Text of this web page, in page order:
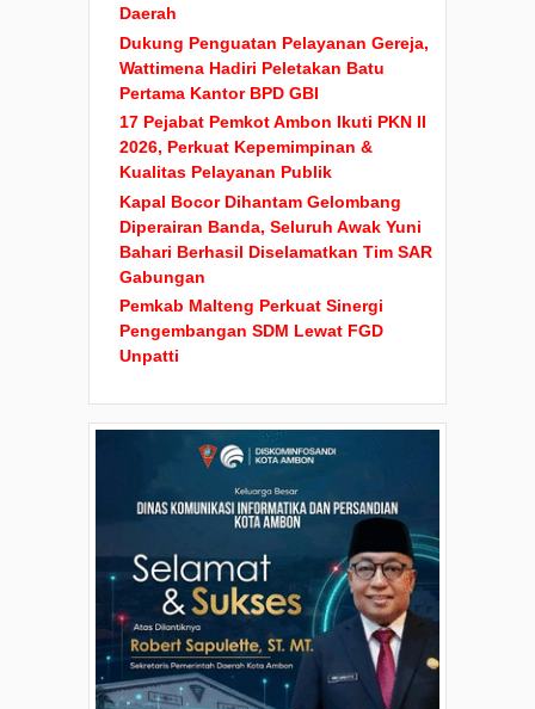
Daerah
Dukung Penguatan Pelayanan Gereja,
Wattimena Hadiri Peletakan Batu
Pertama Kantor BPD GBI
17 Pejabat Pemkot Ambon Ikuti PKN II
2026, Perkuat Kepemimpinan &
Kualitas Pelayanan Publik
Kapal Bocor Dihantam Gelombang
Diperairan Banda, Seluruh Awak Yuni
Bahari Berhasil Diselamatkan Tim SAR
Gabungan
Pemkab Malteng Perkuat Sinergi
Pengembangan SDM Lewat FGD
Unpatti